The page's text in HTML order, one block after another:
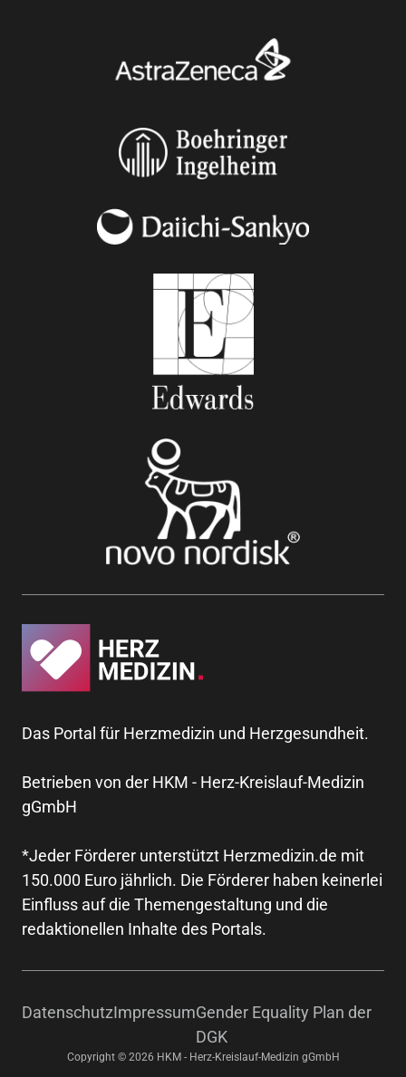
Das Portal für Herzmedizin und Herzgesundheit.
Betrieben von der HKM - Herz-Kreislauf-Medizin
gGmbH
*Jeder Förderer unterstützt Herzmedizin.de mit
150.000 Euro jährlich. Die Förderer haben keinerlei
Einfluss auf die Themengestaltung und die
redaktionellen Inhalte des Portals.
Copyright © 2026 HKM - Herz-Kreislauf-Medizin gGmbH
DatenschutzImpressumGender Equality Plan der
DGK